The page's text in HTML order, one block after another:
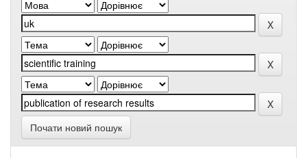
Почати новий пошук